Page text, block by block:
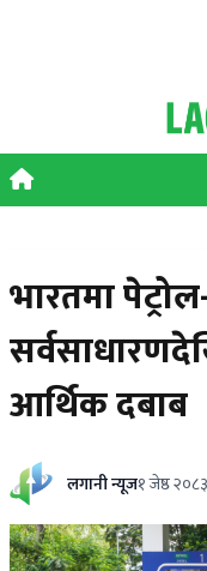
भारतमा
आर्थिक दबाब
लगानी न्यूज१ जेष्ठ